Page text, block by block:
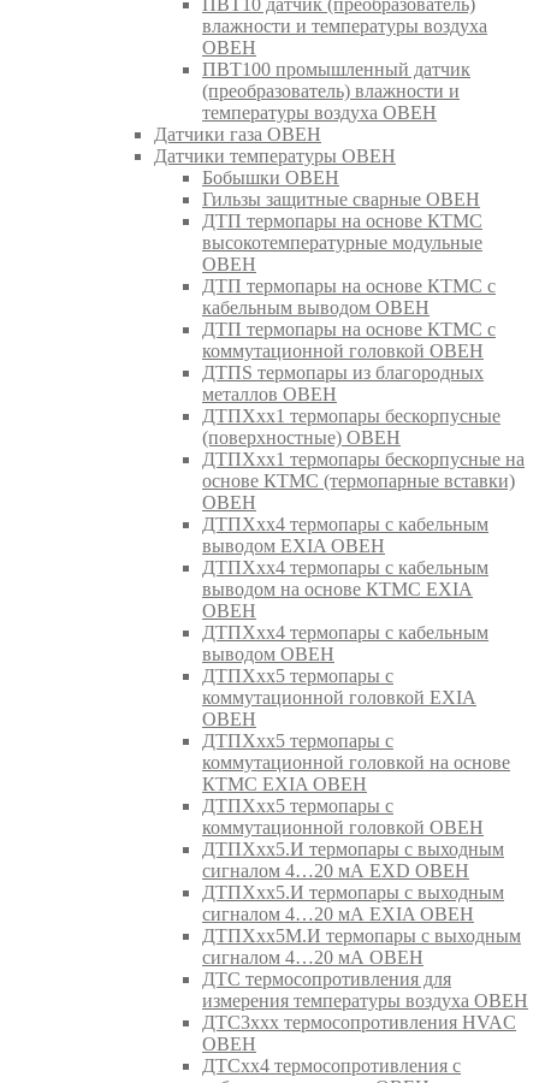
влажности и температуры воздуха
ОВЕН
ПВТ100 промышленный датчик
(преобразователь) влажности и
температуры воздуха ОВЕН
Датчики газа ОВЕН
Датчики температуры ОВЕН
Бобышки ОВЕН
Гильзы защитные сварные ОВЕН
ДТП термопары на основе КТМС
высокотемпературные модульные
ОВЕН
ДТП термопары на основе КТМС с
кабельным выводом ОВЕН
ДТП термопары на основе КТМС с
коммутационной головкой ОВЕН
ДТПS термопары из благородных
металлов ОВЕН
ДТПХхх1 термопары бескорпусные
(поверхностные) ОВЕН
ДТПХхх1 термопары бескорпусные на
основе КТМС (термопарные вставки)
ОВЕН
ДТПХхх4 термопары с кабельным
выводом EXIA ОВЕН
ДТПХхх4 термопары с кабельным
выводом на основе КТМС EXIA
ОВЕН
ДТПХхх4 термопары с кабельным
выводом ОВЕН
ДТПХхх5 термопары с
коммутационной головкой EXIA
ОВЕН
ДТПХхх5 термопары с
коммутационной головкой на основе
КТМС EXIA ОВЕН
ДТПХхх5 термопары с
коммутационной головкой ОВЕН
ДТПХхх5.И термопары с выходным
сигналом 4…20 мА EXD ОВЕН
ДТПХхх5.И термопары с выходным
сигналом 4…20 мА EXIA ОВЕН
ДТПХхх5М.И термопары с выходным
сигналом 4…20 мА ОВЕН
ДТС термосопротивления для
измерения температуры воздуха ОВЕН
ДТС3ххх термосопротивления HVAC
ОВЕН
ДТСхх4 термосопротивления с